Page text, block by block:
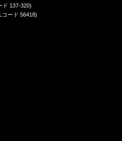
ド 137-320)
ード 56418)